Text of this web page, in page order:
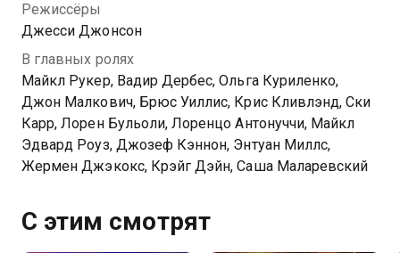
Режиссёры
Джесси Джонсон
В главных ролях
Майкл Рукер, Вадир Дербес, Ольга Куриленко,
Джон Малкович, Брюс Уиллис, Крис Кливлэнд, Ски
Карр, Лорен Бульоли, Лоренцо Антонуччи, Майкл
Эдвард Роуз, Джозеф Кэннон, Энтуан Миллс,
Жермен Джэкокс, Крэйг Дэйн, Саша Маларевский
С этим смотрят